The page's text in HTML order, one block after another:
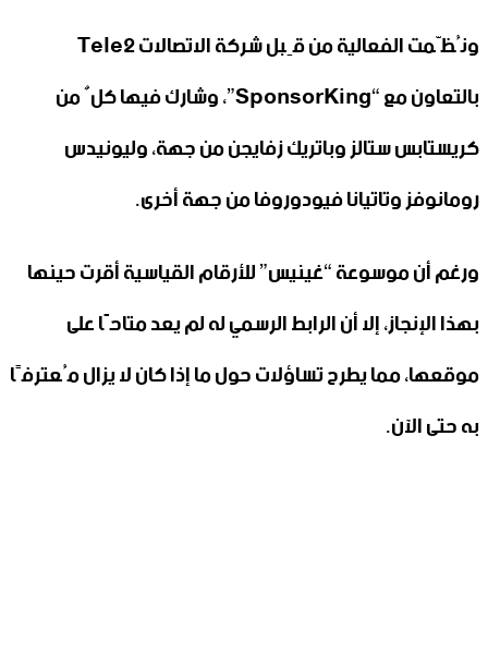
ونُظّمت الفعالية من قِبل شركة الاتصالات Tele2
بالتعاون مع “SponsorKing”، وشارك فيها كلٌ من
كريستابس ستالز وباتريك زفايجن من جهة، وليونيدس
رومانوفز وتاتيانا فيودوروفا من جهة أخرى.
ورغم أن موسوعة “غينيس” للأرقام القياسية أقرت حينها
بهذا الإنجاز، إلا أن الرابط الرسمي له لم يعد متاحًا على
موقعها، مما يطرح تساؤلات حول ما إذا كان لا يزال مُعترفًا
به حتى الآن.